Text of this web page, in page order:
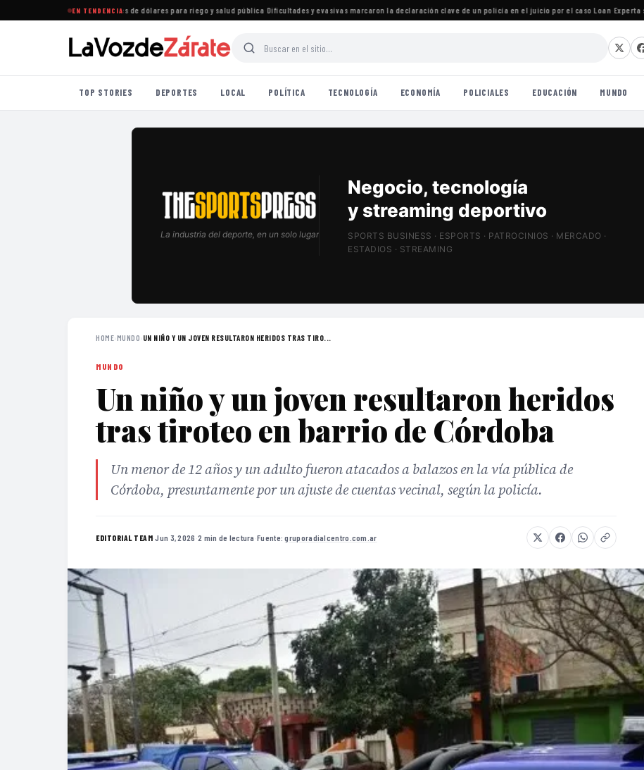
EN TENDENCIA
créditos por 145 millones de dólares para riego y salud pública·Dificultades y evasivas marcaron la declaración clave de un policía en el juicio por el caso Loan ·Experta
TOP STORIES DEPORTES LOCAL POLÍTICA TECNOLOGÍA ECONOMÍA POLICIALES EDUCACIÓN MUNDO
La industria del deporte, en un solo lugar
Patrocinios, estadios
y Sports Tech
SPORTS BUSINESS · ESPORTS · PATROCINIOS · MERCADO ·
ESTADIOS · STREAMING
HOME›MUNDO› UN NIÑO Y UN JOVEN RESULTARON HERIDOS TRAS TIRO...
MUNDO
Un niño y un joven resultaron heridos
tras tiroteo en barrio de Córdoba
Un menor de 12 años y un adulto fueron atacados a balazos en la vía pública de
Córdoba, presuntamente por un ajuste de cuentas vecinal, según la policía.
EDITORIAL TEAM·Jun 3, 2026 ·2 min de lectura ·Fuente:gruporadialcentro.com.ar